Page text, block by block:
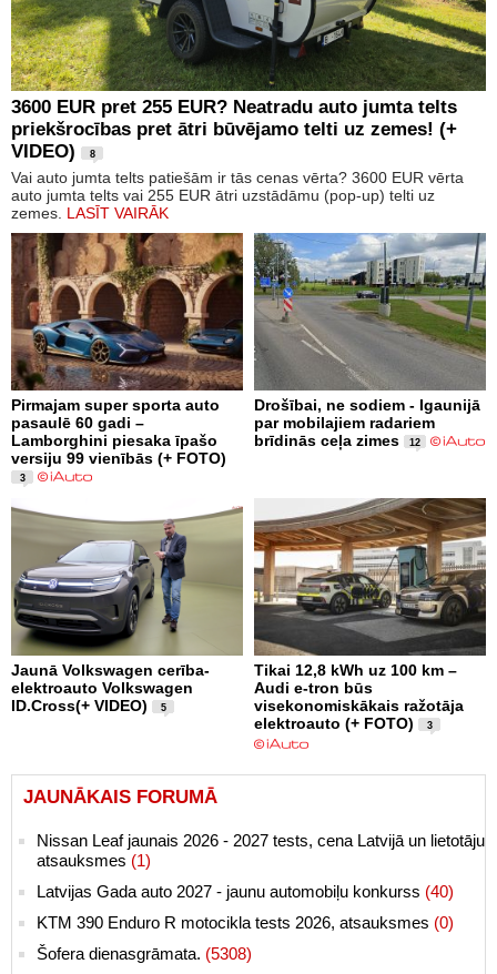
3600 EUR pret 255 EUR? Neatradu auto jumta telts
priekšrocības pret ātri būvējamo telti uz zemes! (+
VIDEO)
8
Vai auto jumta telts patiešām ir tās cenas vērta? 3600 EUR vērta
auto jumta telts vai 255 EUR ātri uzstādāmu (pop-up) telti uz
zemes. LASĪT VAIRĀK
Pirmajam super sporta auto
pasaulē 60 gadi –
Lamborghini piesaka īpašo
versiju 99 vienībās (+ FOTO)
3
Drošībai, ne sodiem - Igaunijā
par mobilajiem radariem
brīdinās ceļa zimes
12
Jaunā Volkswagen cerība-
elektroauto Volkswagen
ID.Cross(+ VIDEO)
5
Tikai 12,8 kWh uz 100 km –
Audi e-tron būs
visekonomiskākais ražotāja
elektroauto (+ FOTO)
3
JAUNĀKAIS FORUMĀ
Nissan Leaf jaunais 2026 - 2027 tests, cena Latvijā un lietotāju
atsauksmes (1)
Latvijas Gada auto 2027 - jaunu automobiļu konkurss (40)
KTM 390 Enduro R motocikla tests 2026, atsauksmes (0)
Šofera dienasgrāmata. (5308)